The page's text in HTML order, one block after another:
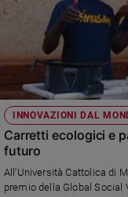
e
giustizia
Interviste
Papa
Papa
Chiesa
Chiesa
INNOVAZIONI DAL
Carretti ecologici e
futuro
All'Università Cattolica di
premio della Global Social